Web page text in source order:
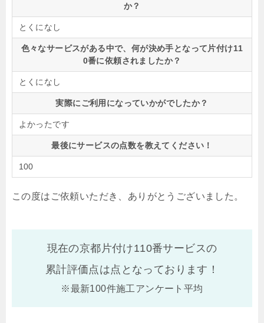
か？
とくになし
色々なサービスがある中で、何が決め手となって片付け11
0番に依頼されましたか？
とくになし
実際にご利用になっていかがでしたか？
よかったです
最後にサービスの点数を教えてください！
100
この度はご依頼いただき、ありがとうございました。
現在の京都片付け110番サービスの
累計評価点は点となっております！
※最新100件施工アンケート平均